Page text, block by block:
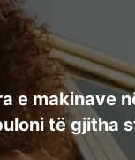
e makinave
të gjitha